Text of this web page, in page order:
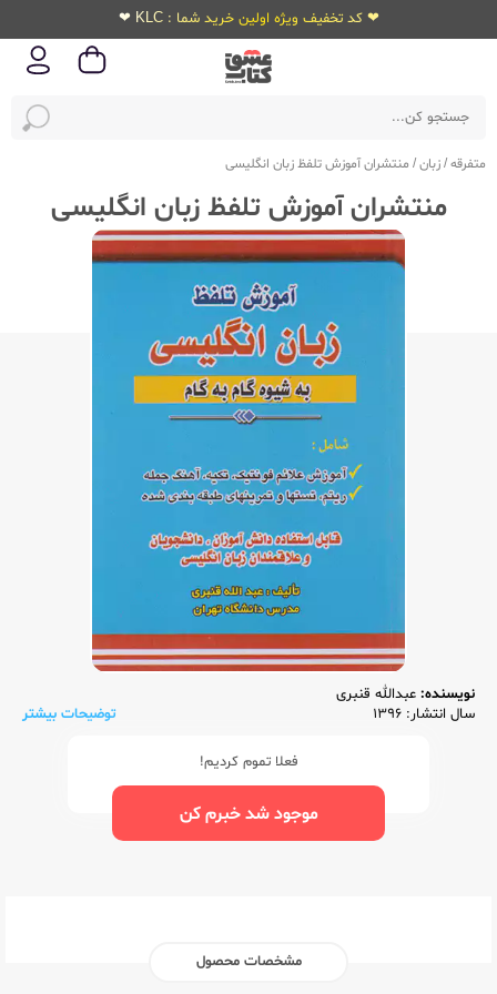
❤ کد تخفیف ویژه اولین خرید شما : KLC ❤
متفرقه/زبان/ منتشران آموزش تلفظ زبان انگلیسی
منتشران آموزش تلفظ زبان انگلیسی
نویسنده: عبدالله قنبری
سال انتشار: 1396
توضیحات بیشتر
فعلا تموم کردیم!
موجود شد خبرم کن
مشخصات محصول